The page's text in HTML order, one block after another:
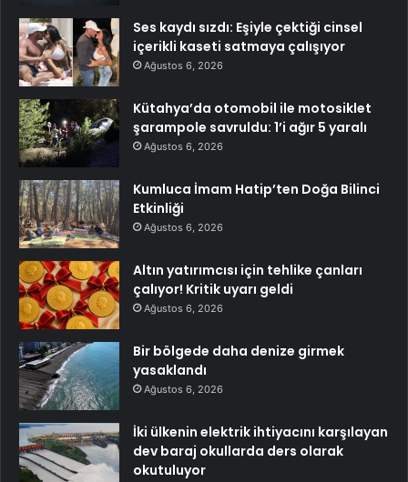
Ses kaydı sızdı: Eşiyle çektiği cinsel
içerikli kaseti satmaya çalışıyor
Ağustos 6, 2026
Kütahya’da otomobil ile motosiklet
şarampole savruldu: 1’i ağır 5 yaralı
Ağustos 6, 2026
Kumluca İmam Hatip’ten Doğa Bilinci
Etkinliği
Ağustos 6, 2026
Altın yatırımcısı için tehlike çanları
çalıyor! Kritik uyarı geldi
Ağustos 6, 2026
Bir bölgede daha denize girmek
yasaklandı
Ağustos 6, 2026
İki ülkenin elektrik ihtiyacını karşılayan
dev baraj okullarda ders olarak
okutuluyor